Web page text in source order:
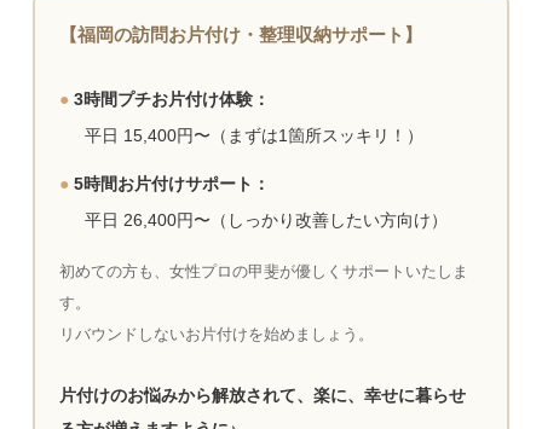
【福岡の訪問お片付け・整理収納サポート】
● 3時間プチお片付け体験：
平日 15,400円〜（まずは1箇所スッキリ！）
● 5時間お片付けサポート：
平日 26,400円〜（しっかり改善したい方向け）
初めての方も、女性プロの甲斐が優しくサポートいたしま
す。
リバウンドしないお片付けを始めましょう。
片付けのお悩みから解放されて、楽に、幸せに暮らせ